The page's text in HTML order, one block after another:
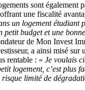
sont également
une fiscalité
un logement étudiant
petit budget et une
de Mon Invest
a ainsi misé sur
rentable : « Je voulais
logement, c’est plus
risque limité de